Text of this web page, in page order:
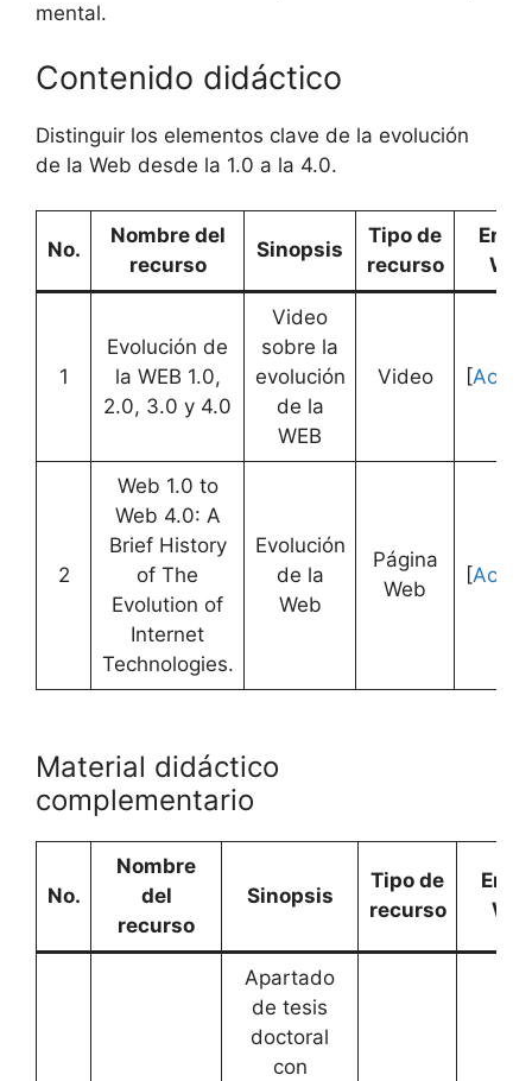
mental.
Contenido didáctico
Distinguir los elementos clave de la evolución
de la Web desde la 1.0 a la 4.0.
No.
Nombre del
recurso
Sinopsis
Tipo de
recurso
1
Evolución de
la WEB 1.0,
2.0, 3.0 y 4.0
Video
sobre la
evolución
de la
WEB
Video [
2
Web 1.0 to
Web 4.0: A
Brief History
of The
Evolution of
Internet
Technologies.
Evolución
de la
Web
Página
Web
[
Material didáctico
complementario
No.
Nombre
del
recurso
Sinopsis
Tipo de
recurso
Apartado
de tesis
doctoral
con